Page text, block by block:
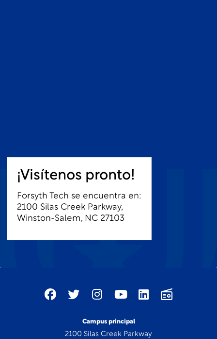
¡Visítenos pronto!
Forsyth Tech se encuentra en:
2100 Silas Creek Parkway,
Winston-Salem, NC 27103
Campus principal
2100 Silas Creek Parkway